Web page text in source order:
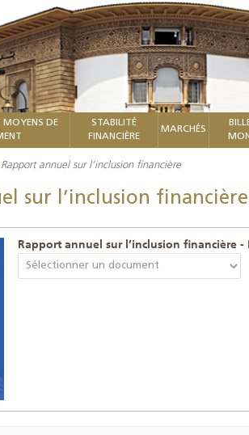
MOYENS DE
STABILITÉ
FINANCIÈRE
MARCHÉS
Rapport annuel sur l’inclusion financière
sur l’inclusion financière
Rapport annuel sur l’inclusion financière -